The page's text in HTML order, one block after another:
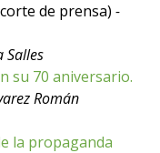
de prensa) -
Salles
su 70 aniversario.
Román
la propaganda